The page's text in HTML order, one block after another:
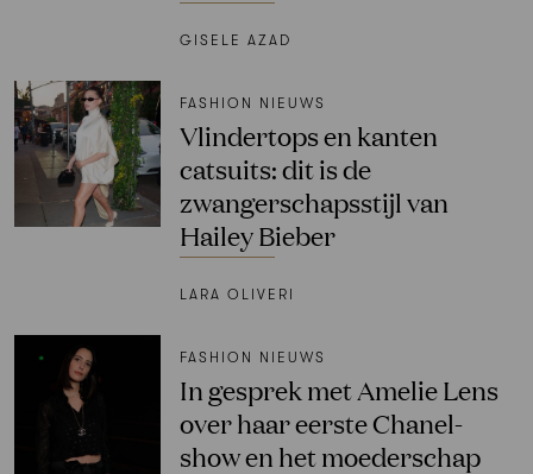
GISELE AZAD
FASHION NIEUWS
Vlindertops en kanten
catsuits: dit is de
zwangerschapsstijl van
Hailey Bieber
LARA OLIVERI
FASHION NIEUWS
In gesprek met Amelie Lens
over haar eerste Chanel-
show en het moederschap